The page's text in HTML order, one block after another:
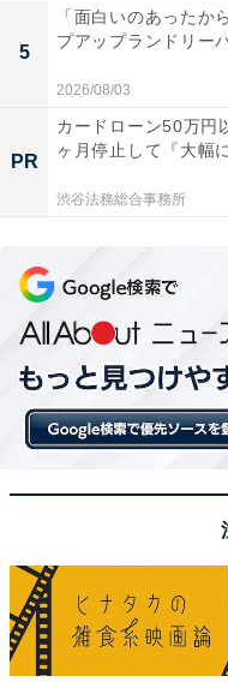
【今日チェックし
JBL「TOUR PRO 2」
JBL TOUR PRO 2 ワ
リッド ノイズキャン
ヤレス充電対応/スマ
ク/
5
「面白いのあったか
プアップランドリー
2026/08/03
PR
カードローン50万円
ヶ月停止して『大幅
渋谷法務総合事務所